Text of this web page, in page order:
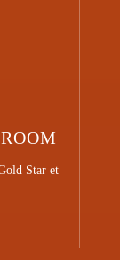
Star et